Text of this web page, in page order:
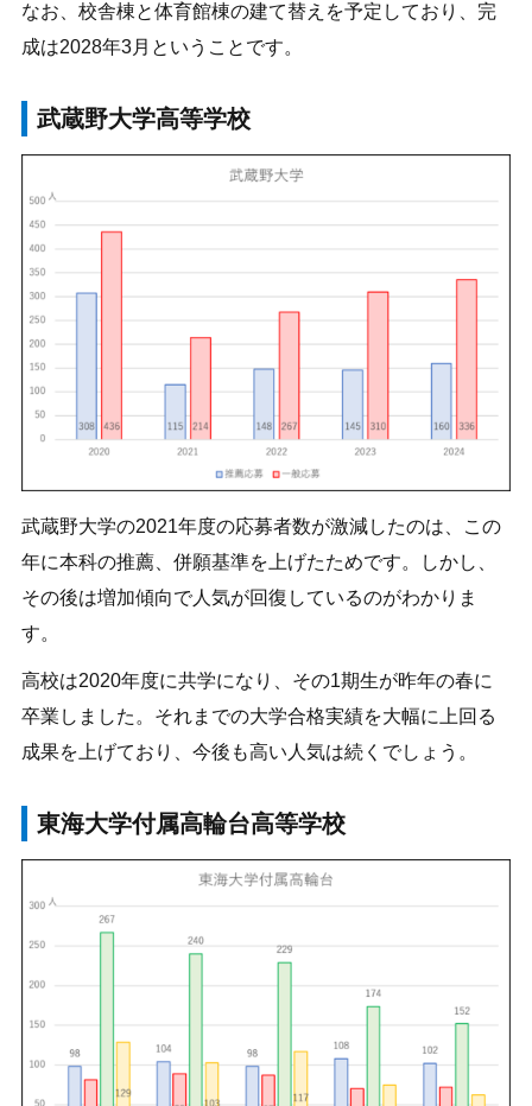
なお、校舎棟と体育館棟の建て替えを予定しており、完
成は2028年3月ということです。
武蔵野大学高等学校
武蔵野大学の2021年度の応募者数が激減したのは、この
年に本科の推薦、併願基準を上げたためです。しかし、
その後は増加傾向で人気が回復しているのがわかりま
す。
高校は2020年度に共学になり、その1期生が昨年の春に
卒業しました。それまでの大学合格実績を大幅に上回る
成果を上げており、今後も高い人気は続くでしょう。
東海大学付属高輪台高等学校